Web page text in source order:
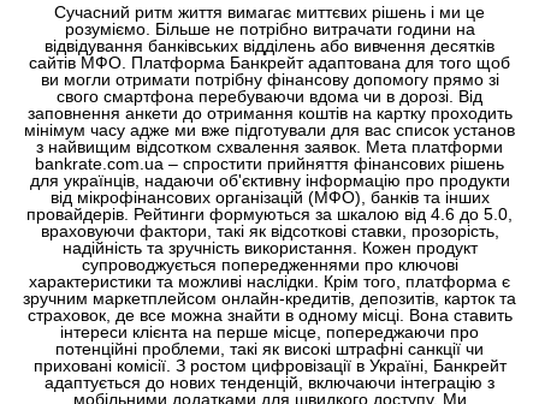
Сучасний ритм життя вимагає миттєвих рішень і ми це
розуміємо. Більше не потрібно витрачати години на
відвідування банківських відділень або вивчення десятків
сайтів МФО. Платформа Банкрейт адаптована для того щоб
ви могли отримати потрібну фінансову допомогу прямо зі
свого смартфона перебуваючи вдома чи в дорозі. Від
заповнення анкети до отримання коштів на картку проходить
мінімум часу адже ми вже підготували для вас список установ
з найвищим відсотком схвалення заявок. Мета платформи
bankrate.com.ua – спростити прийняття фінансових рішень
для українців, надаючи об'єктивну інформацію про продукти
від мікрофінансових організацій (МФО), банків та інших
провайдерів. Рейтинги формуються за шкалою від 4.6 до 5.0,
враховуючи фактори, такі як відсоткові ставки, прозорість,
надійність та зручність використання. Кожен продукт
супроводжується попередженнями про ключові
характеристики та можливі наслідки. Крім того, платформа є
зручним маркетплейсом онлайн-кредитів, депозитів, карток та
страховок, де все можна знайти в одному місці. Вона ставить
інтереси клієнта на перше місце, попереджаючи про
потенційні проблеми, такі як високі штрафні санкції чи
приховані комісії. З ростом цифровізації в Україні, Банкрейт
адаптується до нових тенденцій, включаючи інтеграцію з
мобільними додатками для швидкого доступу. Ми